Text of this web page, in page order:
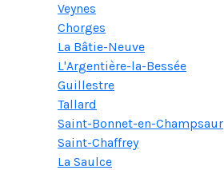
Veynes
Chorges
La Bâtie-Neuve
L'Argentière-la-Bessée
Guillestre
Tallard
Saint-Bonnet-en-Champsaur
Saint-Chaffrey
La Saulce